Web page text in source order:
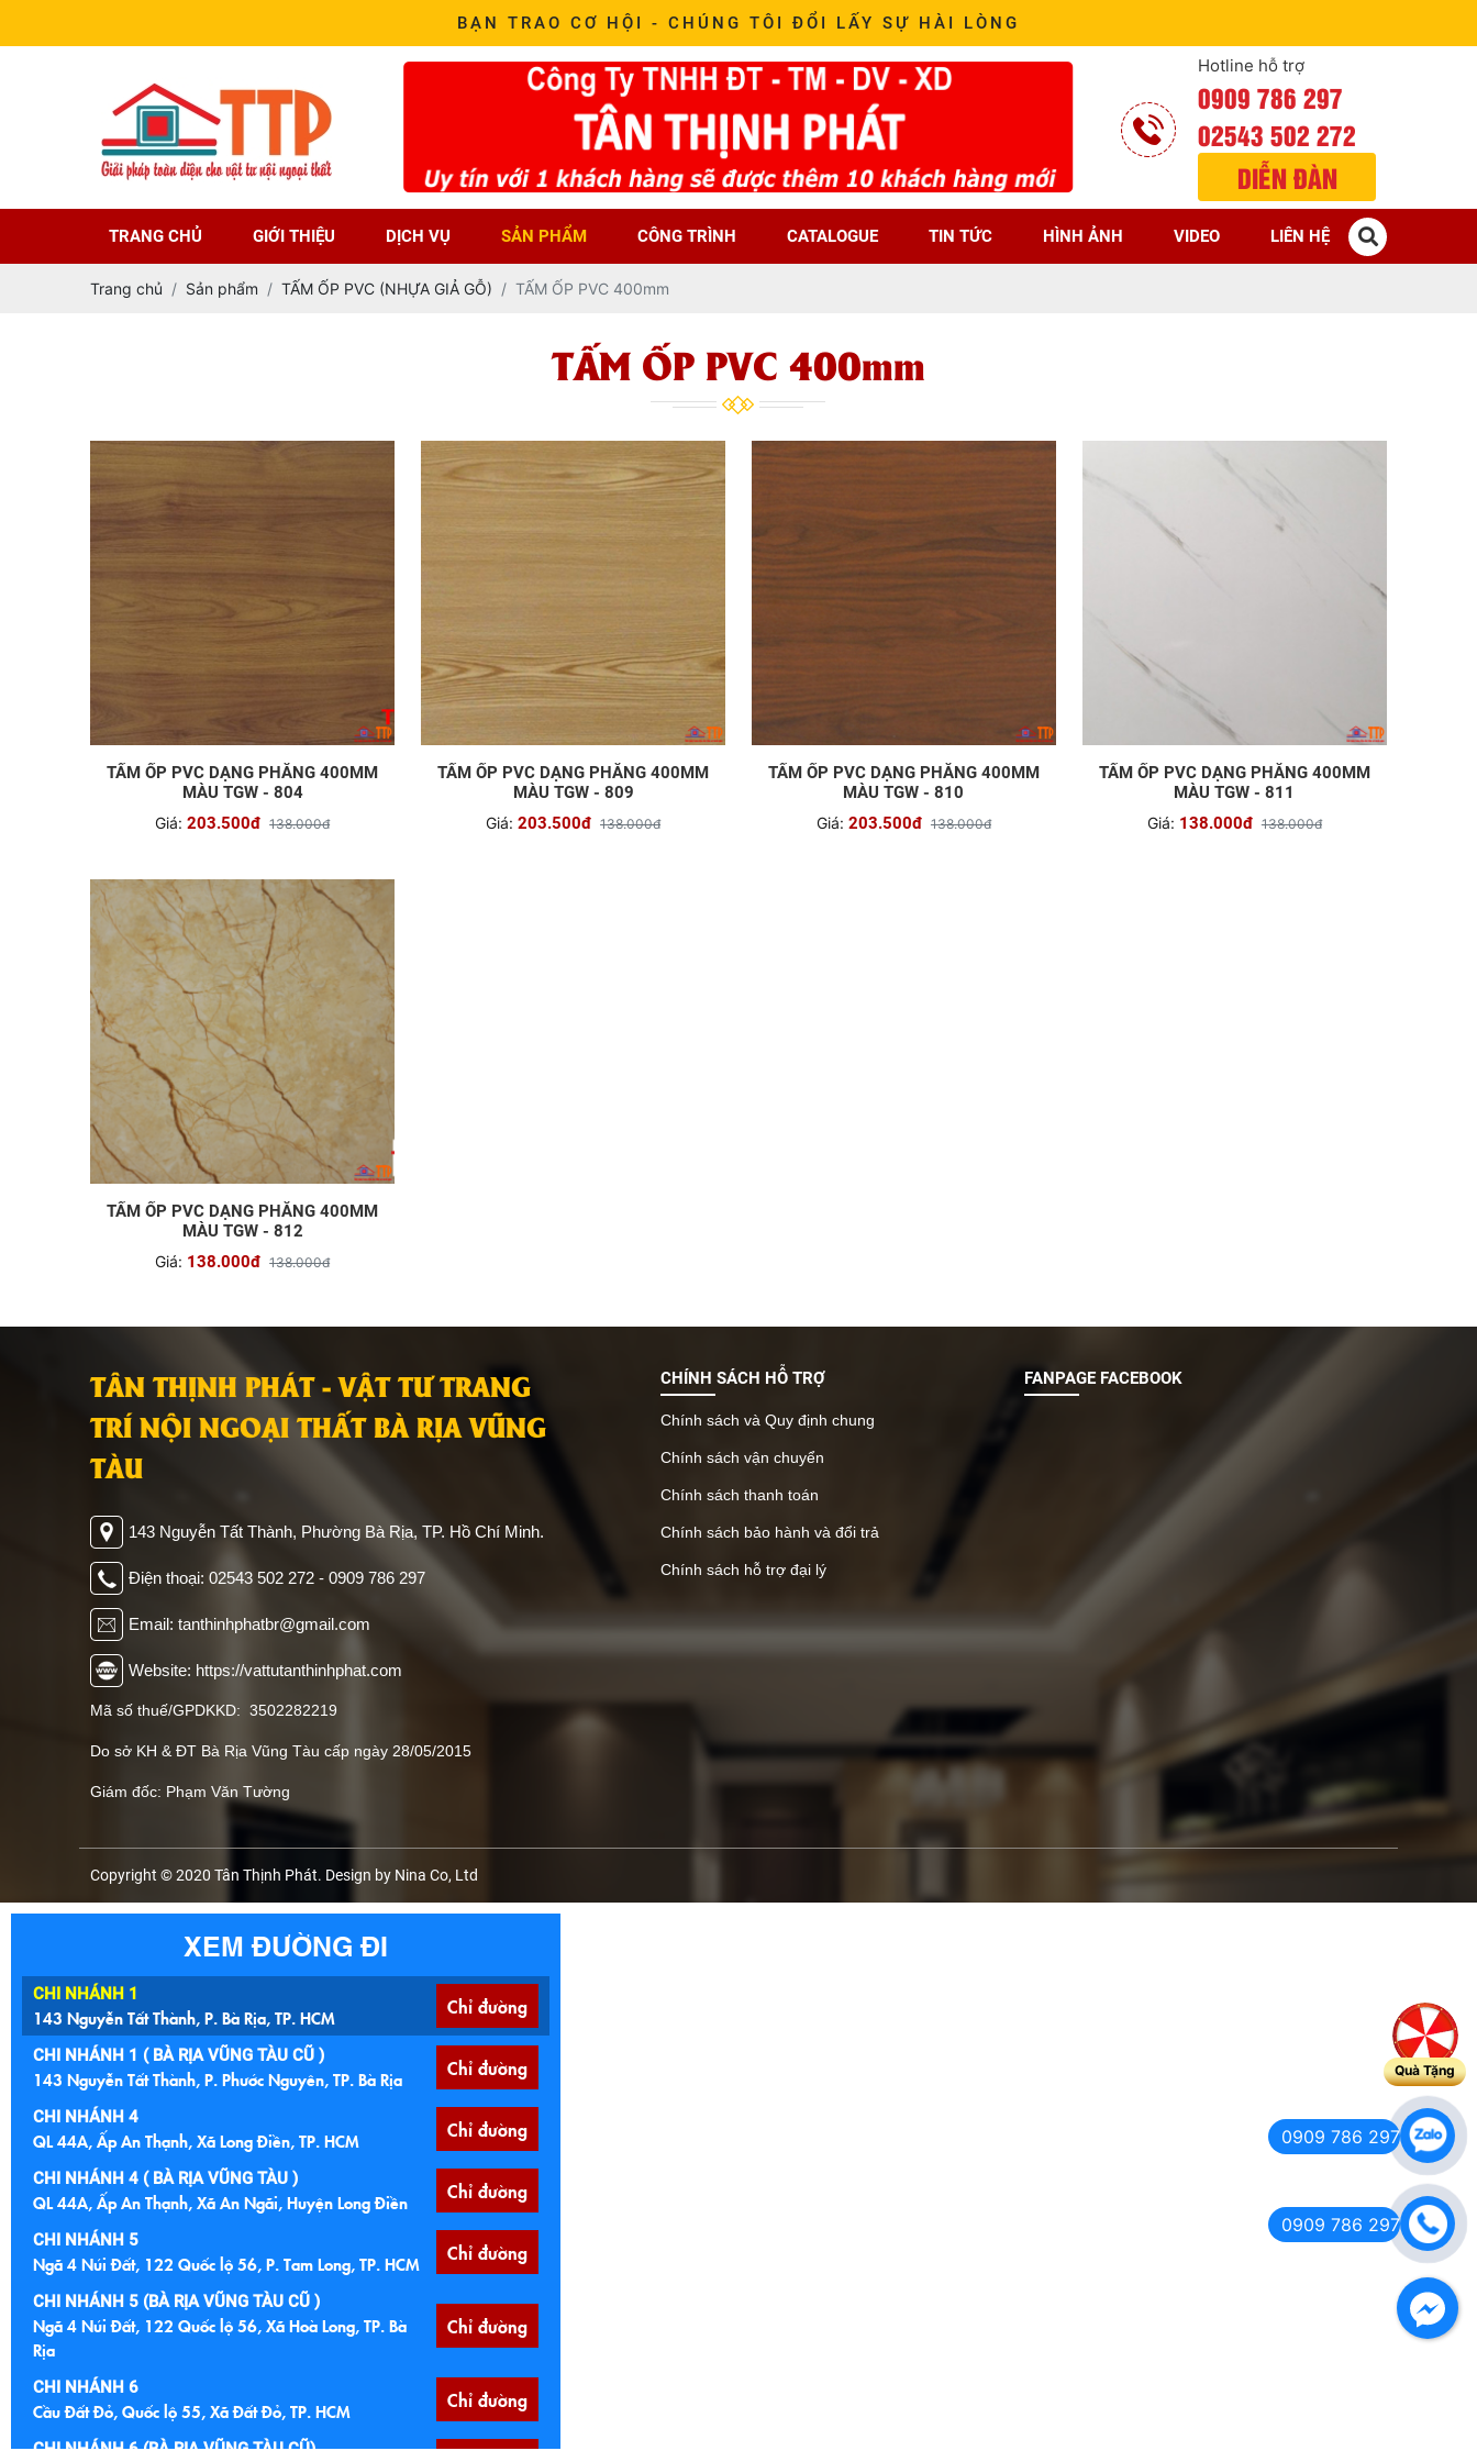
BẠN TRAO CƠ HỘI - CHÚNG TÔI ĐỔI LẤY SỰ HÀI LÒNG
Hotline hỗ trợ
0909 786 297
02543 502 272
DIỄN ĐÀN
TRANG CHỦ GIỚI THIỆU DỊCH VỤ SẢN PHẨM CÔNG TRÌNH CATALOGUE TIN TỨC HÌNH ẢNH VIDEO LIÊN HỆ
Trang chủ Sản phẩm TẤM ỐP PVC (NHỰA GIẢ GỖ) TẤM ỐP PVC 400mm
TẤM ỐP PVC 400mm
TẤM ỐP PVC DẠNG PHẲNG 400MM
MÀU TGW - 804
Giá: 203.500đ 138.000đ
TẤM ỐP PVC DẠNG PHẲNG 400MM
MÀU TGW - 809
Giá: 203.500đ 138.000đ
TẤM ỐP PVC DẠNG PHẲNG 400MM
MÀU TGW - 810
Giá: 203.500đ 138.000đ
TẤM ỐP PVC DẠNG PHẲNG 400MM
MÀU TGW - 811
Giá: 138.000đ 138.000đ
TẤM ỐP PVC DẠNG PHẲNG 400MM
MÀU TGW - 812
Giá: 138.000đ 138.000đ
TÂN THỊNH PHÁT - VẬT TƯ TRANG
TRÍ NỘI NGOẠI THẤT BÀ RỊA VŨNG
TÀU
143 Nguyễn Tất Thành, Phường Bà Rịa, TP. Hồ Chí Minh.
Điện thoại: 02543 502 272 - 0909 786 297
Email: tanthinhphatbr@gmail.com
Website: https://vattutanthinhphat.com
Mã số thuế/GPDKKD: 3502282219
Do sở KH & ĐT Bà Rịa Vũng Tàu cấp ngày 28/05/2015
Giám đốc: Phạm Văn Tường
CHÍNH SÁCH HỖ TRỢ
Chính sách và Quy định chung
Chính sách vận chuyển
Chính sách thanh toán
Chính sách bảo hành và đổi trả
Chính sách hỗ trợ đại lý
FANPAGE FACEBOOK
Copyright © 2020 Tân Thịnh Phát. Design by Nina Co, Ltd
XEM ĐƯỜNG ĐI
CHI NHÁNH 1
143 Nguyễn Tất Thành, P. Bà Rịa, TP. HCM Chỉ đường
CHI NHÁNH 1 ( BÀ RỊA VŨNG TÀU CŨ )
143 Nguyễn Tất Thành, P. Phước Nguyên, TP. Bà Rịa Chỉ đường
CHI NHÁNH 4
QL 44A, Ấp An Thạnh, Xã Long Điền, TP. HCM Chỉ đường
CHI NHÁNH 4 ( BÀ RỊA VŨNG TÀU )
QL 44A, Ấp An Thạnh, Xã An Ngãi, Huyện Long Điền Chỉ đường
CHI NHÁNH 5
Ngã 4 Núi Đất, 122 Quốc lộ 56, P. Tam Long, TP. HCM Chỉ đường
CHI NHÁNH 5 (BÀ RỊA VŨNG TÀU CŨ )
Ngã 4 Núi Đất, 122 Quốc lộ 56, Xã Hoà Long, TP. Bà
Rịa
Chỉ đường
CHI NHÁNH 6
Cầu Đất Đỏ, Quốc lộ 55, Xã Đất Đỏ, TP. HCM Chỉ đường
CHI NHÁNH 6 (BÀ RỊA VŨNG TÀU CŨ)
Quà Tặng
0909 786 297
0909 786 297